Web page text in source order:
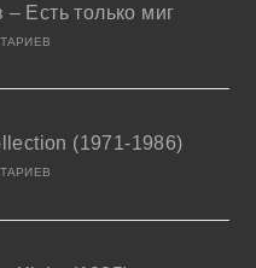
Есть только миг
(1971-1986)